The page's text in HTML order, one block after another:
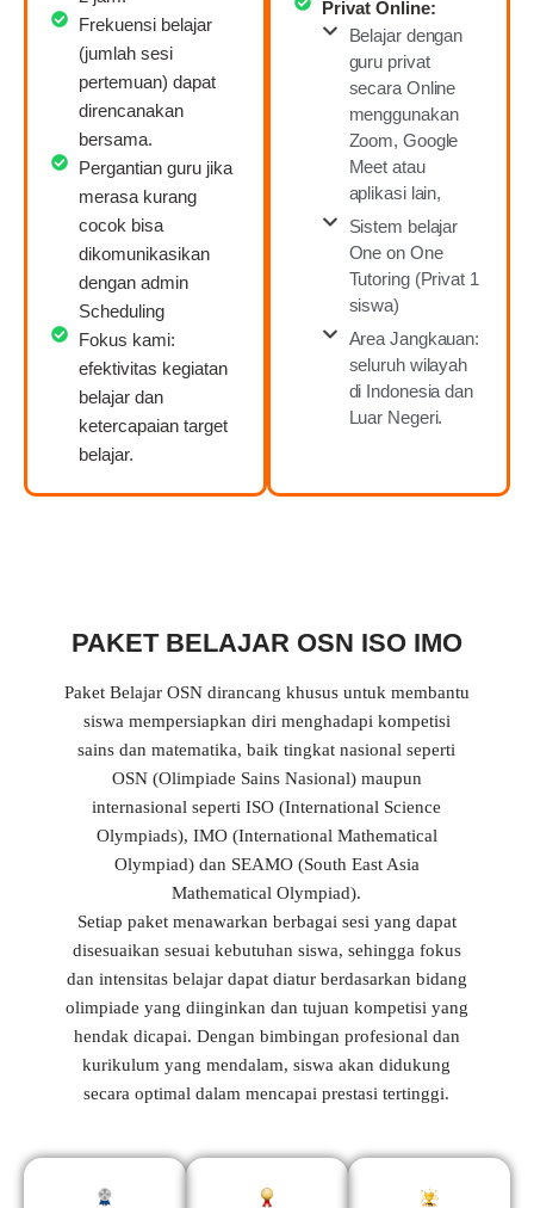
Frekuensi belajar
(jumlah sesi
pertemuan) dapat
direncanakan
bersama.
Pergantian guru jika
merasa kurang
cocok bisa
dikomunikasikan
dengan admin
Scheduling
Fokus kami:
efektivitas kegiatan
belajar dan
ketercapaian target
belajar.
Privat Online:
Belajar dengan
guru privat
secara Online
menggunakan
Zoom, Google
Meet atau
aplikasi lain,
Sistem belajar
One on One
Tutoring (Privat 1
siswa)
Area Jangkauan:
seluruh wilayah
di Indonesia dan
Luar Negeri.
PAKET BELAJAR OSN ISO IMO
Paket Belajar OSN dirancang khusus untuk membantu
siswa mempersiapkan diri menghadapi kompetisi
sains dan matematika, baik tingkat nasional seperti
OSN (Olimpiade Sains Nasional) maupun
internasional seperti ISO (International Science
Olympiads), IMO (International Mathematical
Olympiad) dan SEAMO (South East Asia
Mathematical Olympiad).
Setiap paket menawarkan berbagai sesi yang dapat
disesuaikan sesuai kebutuhan siswa, sehingga fokus
dan intensitas belajar dapat diatur berdasarkan bidang
olimpiade yang diinginkan dan tujuan kompetisi yang
hendak dicapai. Dengan bimbingan profesional dan
kurikulum yang mendalam, siswa akan didukung
secara optimal dalam mencapai prestasi tertinggi.